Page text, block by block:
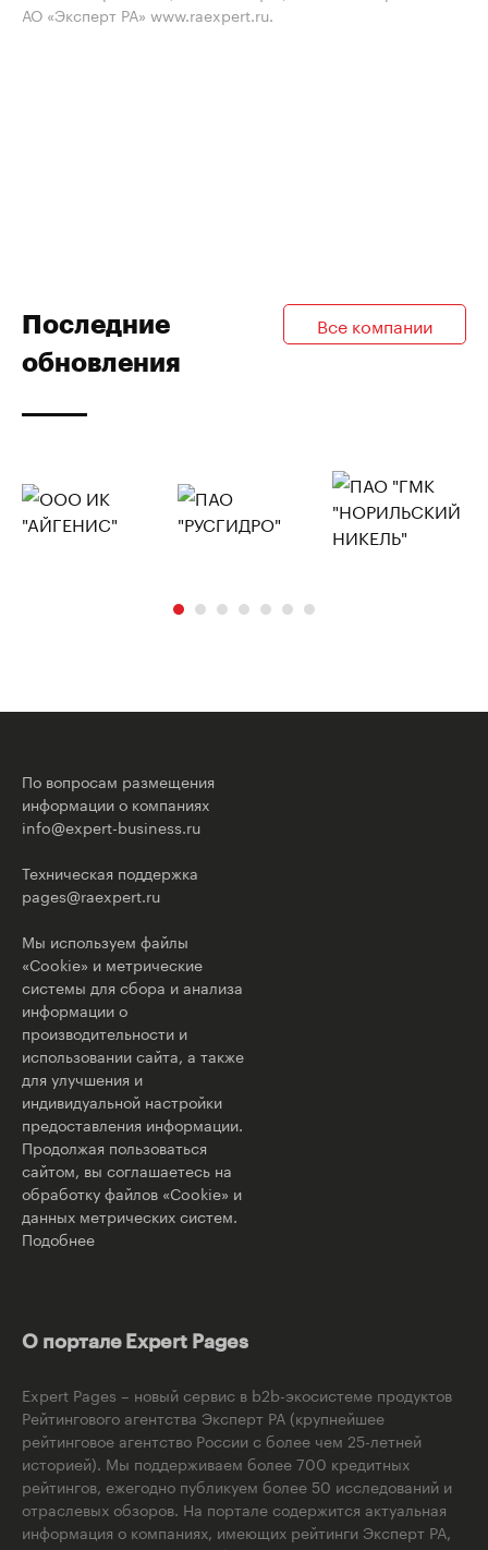
АО «Эксперт РА» www.raexpert.ru.
Последние
обновления
Все компании
По вопросам размещения
информации о компаниях
info@expert-business.ru
Техническая поддержка
pages@raexpert.ru
Мы используем файлы
«Cookie» и метрические
системы для сбора и анализа
информации о
производительности и
использовании сайта, а также
для улучшения и
индивидуальной настройки
предоставления информации.
Продолжая пользоваться
сайтом, вы соглашаетесь на
обработку файлов «Cookie» и
данных метрических систем.
Подобнее
О портале Expert Pages
Expert Pages – новый сервис в b2b-экосистеме продуктов
Рейтингового агентства Эксперт РА (крупнейшее
рейтинговое агентство России с более чем 25-летней
историей). Мы поддерживаем более 700 кредитных
рейтингов, ежегодно публикуем более 50 исследований и
отраслевых обзоров. На портале содержится актуальная
информация о компаниях, имеющих рейтинги Эксперт РА,